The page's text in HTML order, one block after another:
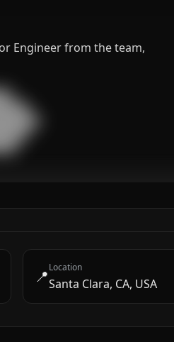
Engineer from the team,
📍Location
Santa Clara, CA, USA